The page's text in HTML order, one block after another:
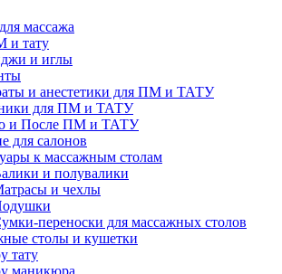
массажа
и тату
и иглы
и анестетики для ПМ и ТАТУ
для ПМ и ТАТУ
и После ПМ и ТАТУ
для салонов
к массажным столам
и полувалики
и чехлы
переноски для массажных столов
столы и кушетки
тату
маникюра